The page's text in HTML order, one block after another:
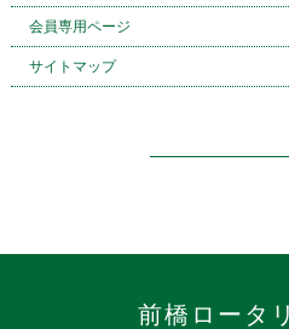
会員専用ページ
サイトマップ
前橋ロータ